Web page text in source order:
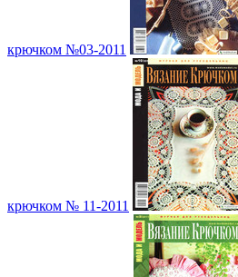
крючком №03-2011
крючком № 11-2011